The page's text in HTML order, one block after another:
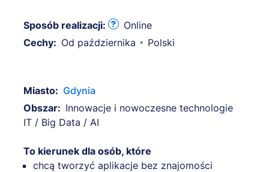
Sposób realizacji:
Online
Cechy: Od października Polski
Miasto: Gdynia
Obszar: Innowacje i nowoczesne technologie
IT / Big Data / AI
To kierunek dla osób, które
chcą tworzyć aplikacje bez znajomości